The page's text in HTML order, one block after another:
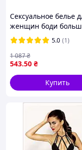
Сексуальное белье
женщин боди
размеров,
черное, Эротическое
интимное нижнее
5.0 (1)
543.50 ₴
1 087₴
Купить